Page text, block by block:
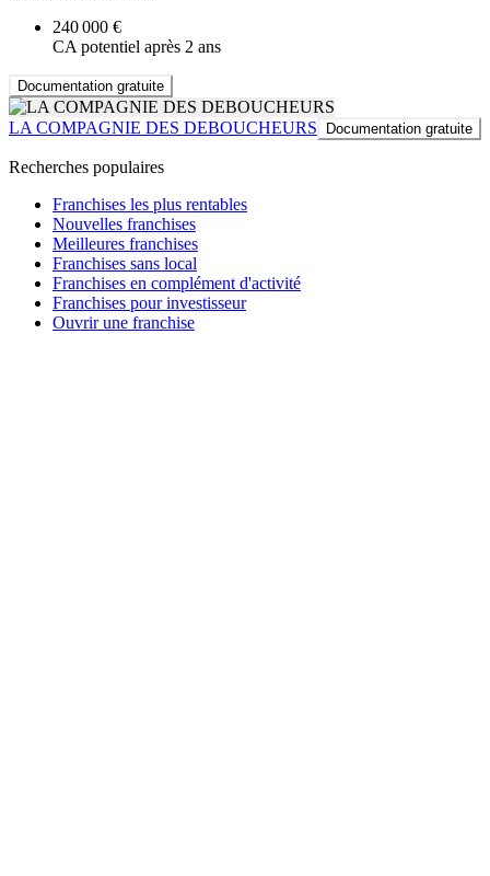
240 000 €
CA potentiel après 2 ans
Documentation gratuite
LA COMPAGNIE DES DEBOUCHEURS Documentation gratuite
Recherches populaires
Franchises les plus rentables
Nouvelles franchises
Meilleures franchises
Franchises sans local
Franchises en complément d'activité
Franchises pour investisseur
Ouvrir une franchise